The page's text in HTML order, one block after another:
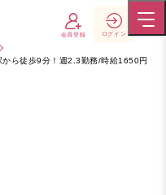
会員登録 ログイン
から徒歩9分！週2.3勤務/時給1650円